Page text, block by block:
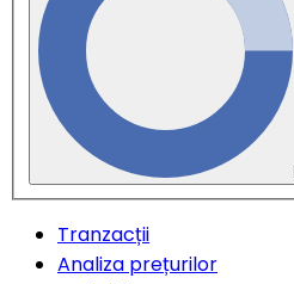
Tranzacții
Analiza prețurilor